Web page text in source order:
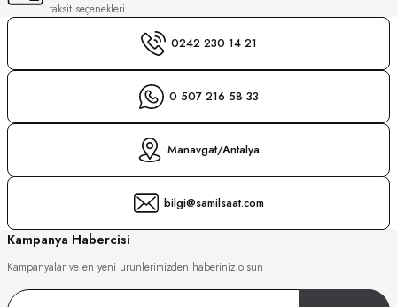
taksit seçenekleri.
0242 230 14 21
0 507 216 58 33
Manavgat/Antalya
bilgi@samilsaat.com
Kampanya Habercisi
Kampanyalar ve en yeni ürünlerimizden haberiniz olsun